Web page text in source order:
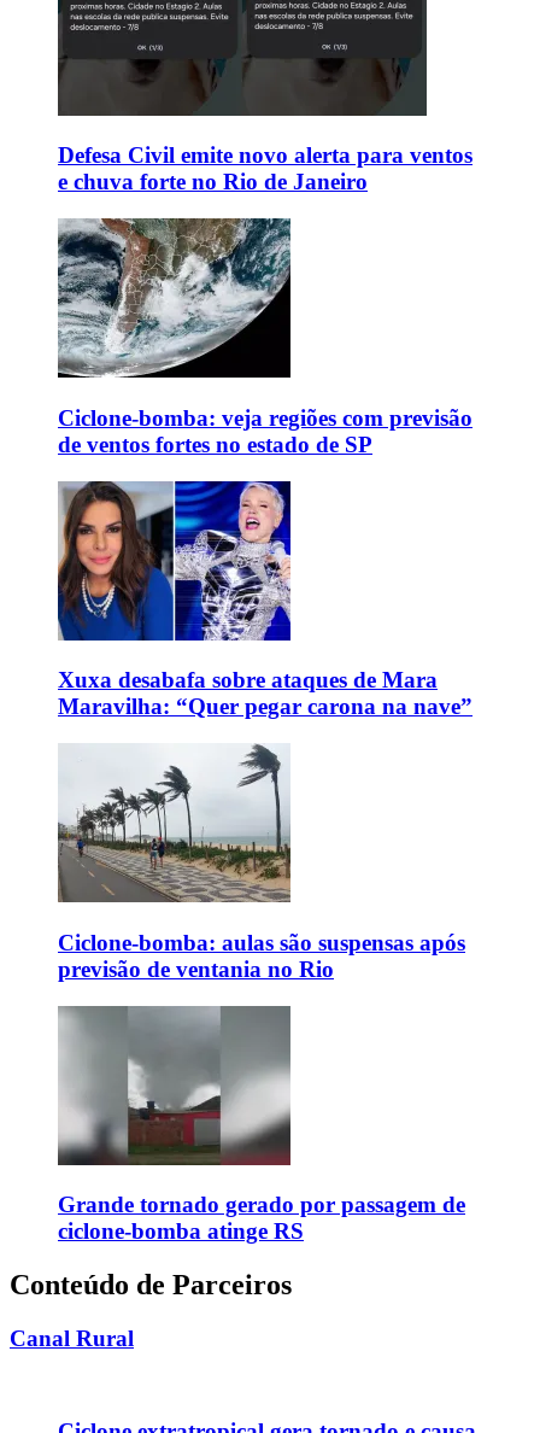
Defesa Civil emite novo alerta para ventos
e chuva forte no Rio de Janeiro
Ciclone-bomba: veja regiões com previsão
de ventos fortes no estado de SP
Xuxa desabafa sobre ataques de Mara
Maravilha: “Quer pegar carona na nave”
Ciclone-bomba: aulas são suspensas após
previsão de ventania no Rio
Grande tornado gerado por passagem de
ciclone-bomba atinge RS
Conteúdo de Parceiros
Canal Rural